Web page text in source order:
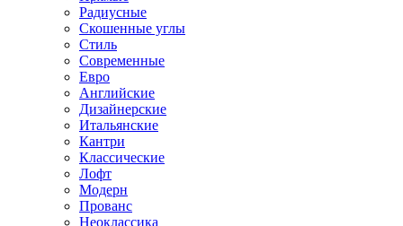
Радиусные
Скошенные углы
Стиль
Современные
Евро
Английские
Дизайнерские
Итальянские
Кантри
Классические
Лофт
Модерн
Прованс
Неоклассика